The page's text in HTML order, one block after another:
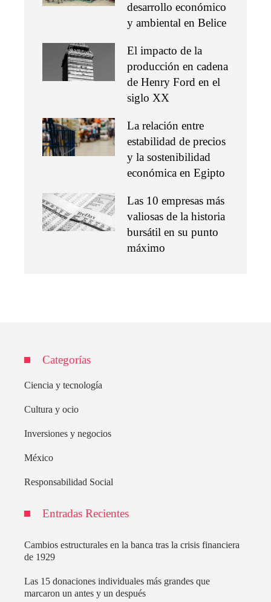
desarrollo económico
y ambiental en Belice
El impacto de la
producción en cadena
de Henry Ford en el
siglo XX
La relación entre
estabilidad de precios
y la sostenibilidad
económica en Egipto
Las 10 empresas más
valiosas de la historia
bursátil en su punto
máximo
Categorías
Ciencia y tecnología
Cultura y ocio
Inversiones y negocios
México
Responsabilidad Social
Entradas Recientes
Cambios estructurales en la banca tras la crisis financiera
de 1929
Las 15 donaciones individuales más grandes que
marcaron un antes y un después